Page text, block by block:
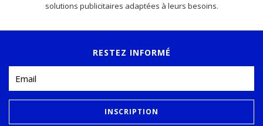
solutions publicitaires adaptées à leurs besoins.
RESTEZ INFORMÉ